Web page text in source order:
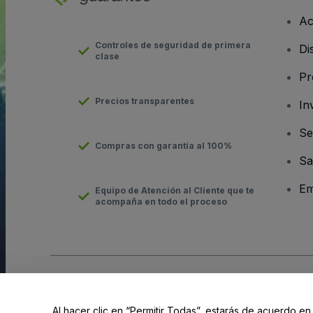
Controles de seguridad de primera
clase
Precios transparentes
Compras con garantía al 100%
Equipo de Atención al Cliente que te
acompaña en todo el proceso
Al hacer clic en “Permitir Todas”, estarás de acuerdo